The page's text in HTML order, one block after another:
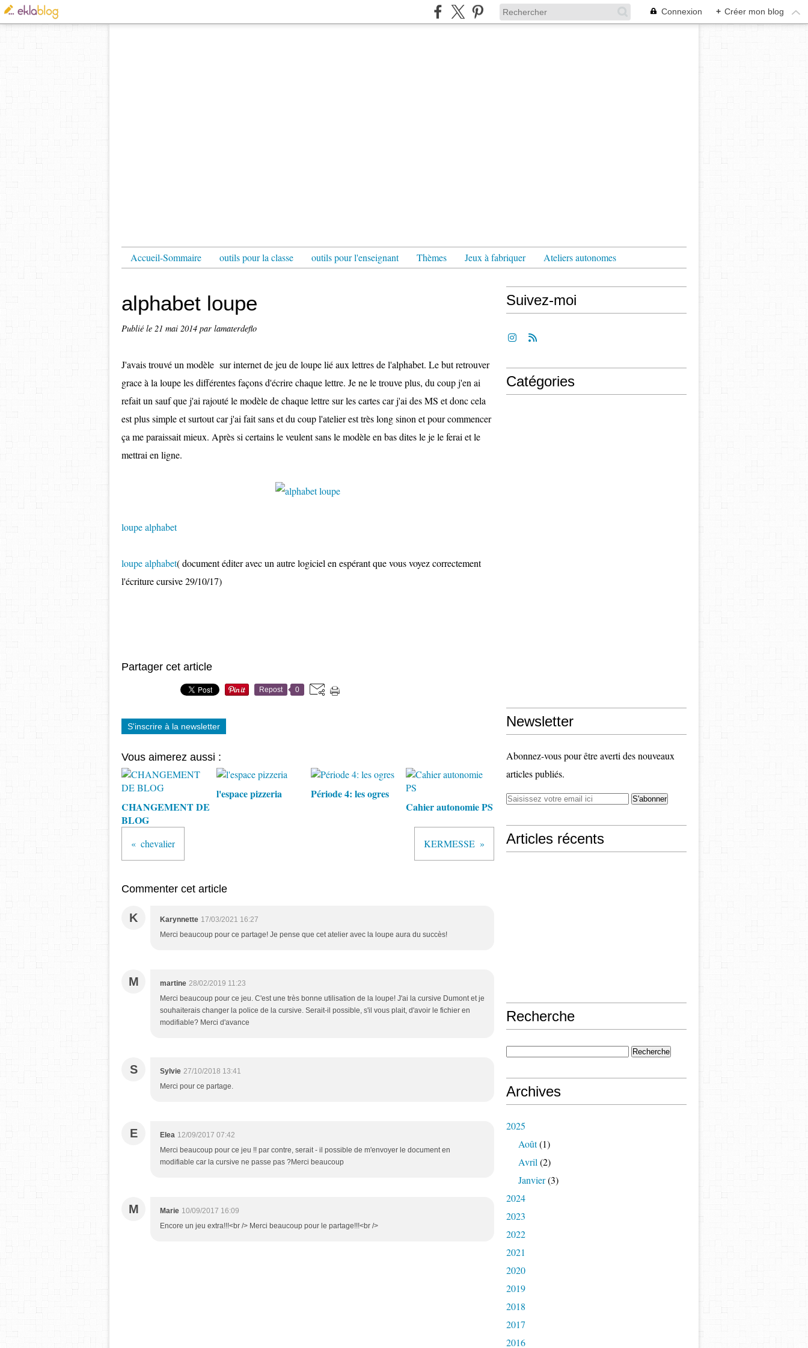
Connexion + Créer mon blog
Accueil-Sommaire outils pour la classe outils pour l'enseignant Thèmes Jeux à fabriquer Ateliers autonomes
alphabet loupe
Publié le 21 mai 2014 par lamaterdeflo
J'avais trouvé un modèle sur internet de jeu de loupe lié aux lettres de l'alphabet. Le but retrouver
grace à la loupe les différentes façons d'écrire chaque lettre. Je ne le trouve plus, du coup j'en ai
refait un sauf que j'ai rajouté le modèle de chaque lettre sur les cartes car j'ai des MS et donc cela
est plus simple et surtout car j'ai fait sans et du coup l'atelier est très long sinon et pour commencer
ça me paraissait mieux. Après si certains le veulent sans le modèle en bas dites le je le ferai et le
mettrai en ligne.
loupe alphabet
loupe alphabet( document éditer avec un autre logiciel en espérant que vous voyez correctement
l'écriture cursive 29/10/17)
Partager cet article
Repost 0
S'inscrire à la newsletter
Vous aimerez aussi :
CHANGEMENT DE
BLOG
l'espace pizzeria
Période 4: les ogres
Cahier autonomie PS
chevalier KERMESSE
Commenter cet article
K Karynnette 17/03/2021 16:27
Merci beaucoup pour ce partage! Je pense que cet atelier avec la loupe aura du succès!
M martine 28/02/2019 11:23
Merci beaucoup pour ce jeu. C'est une très bonne utilisation de la loupe! J'ai la cursive Dumont et je
souhaiterais changer la police de la cursive. Serait-il possible, s'il vous plait, d'avoir le fichier en
modifiable? Merci d'avance
S Sylvie 27/10/2018 13:41
Merci pour ce partage.
E Elea 12/09/2017 07:42
Merci beaucoup pour ce jeu !! par contre, serait - il possible de m'envoyer le document en
modifiable car la cursive ne passe pas ?Merci beaucoup
M Marie 10/09/2017 16:09
Encore un jeu extra!!!<br /> Merci beaucoup pour le partage!!!<br />
Suivez-moi
Catégories
Newsletter
Abonnez-vous pour être averti des nouveaux
articles publiés.
Articles récents
Recherche
Archives
2025
Août(1)
Avril (2)
Janvier(3)
2024
2023
2022
2021
2020
2019
2018
2017
2016